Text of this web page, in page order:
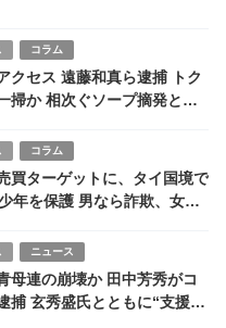
コラム
クセス 遠藤和真ら逮捕 トク
プ摘発との
コラム
買ターゲットに、タイ国境で
男なら詐欺、女な
ニュース
母連の崩壊か 田中芳秀がコ
捕 玄秀盛氏とともに“支援の